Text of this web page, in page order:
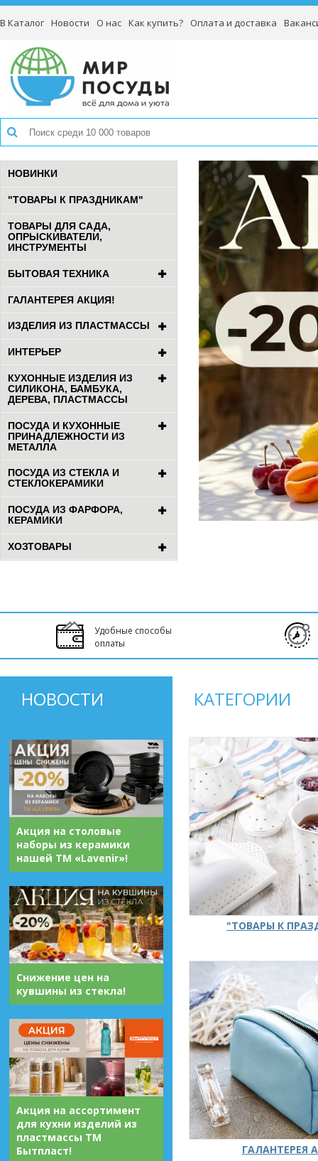
В Каталог Новости О нас Как купить? Оплата и доставка
НОВИНКИ
"ТОВАРЫ К ПРАЗДНИКАМ"
ТОВАРЫ ДЛЯ САДА,
ОПРЫСКИВАТЕЛИ,
ИНСТРУМЕНТЫ
БЫТОВАЯ ТЕХНИКА
ГАЛАНТЕРЕЯ АКЦИЯ!
ИЗДЕЛИЯ ИЗ ПЛАСТМАССЫ
ИНТЕРЬЕР
КУХОННЫЕ ИЗДЕЛИЯ ИЗ
СИЛИКОНА, БАМБУКА,
ДЕРЕВА, ПЛАСТМАССЫ
ПОСУДА И КУХОННЫЕ
ПРИНАДЛЕЖНОСТИ ИЗ
МЕТАЛЛА
ПОСУДА ИЗ СТЕКЛА И
СТЕКЛОКЕРАМИКИ
ПОСУДА ИЗ ФАРФОРА,
КЕРАМИКИ
ХОЗТОВАРЫ
Удобные способы
оплаты
НОВОСТИ
Акция на столовые
наборы из керамики
нашей ТМ «Lavenir»!
Снижение цен на
кувшины из стекла!
Акция на ассортимент
для кухни изделий из
пластмассы ТМ
Бытпласт!
КАТЕГОРИИ
"ТОВАРЫ К
ГАЛАНТЕРЕЯ